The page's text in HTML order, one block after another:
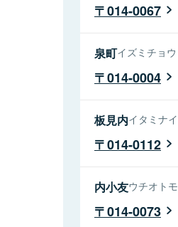
014-0067
泉町イズミチョウ
014-0004
板見内イタミナイ
014-0112
内小友ウチオトモ
014-0073